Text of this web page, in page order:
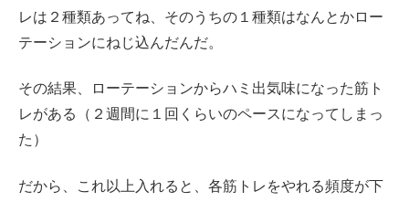
レは２種類あってね、そのうちの１種類はなんとかロー
テーションにねじ込んだんだ。
その結果、ローテーションからハミ出気味になった筋ト
レがある（２週間に１回くらいのペースになってしまっ
た）
だから、これ以上入れると、各筋トレをやれる頻度が下